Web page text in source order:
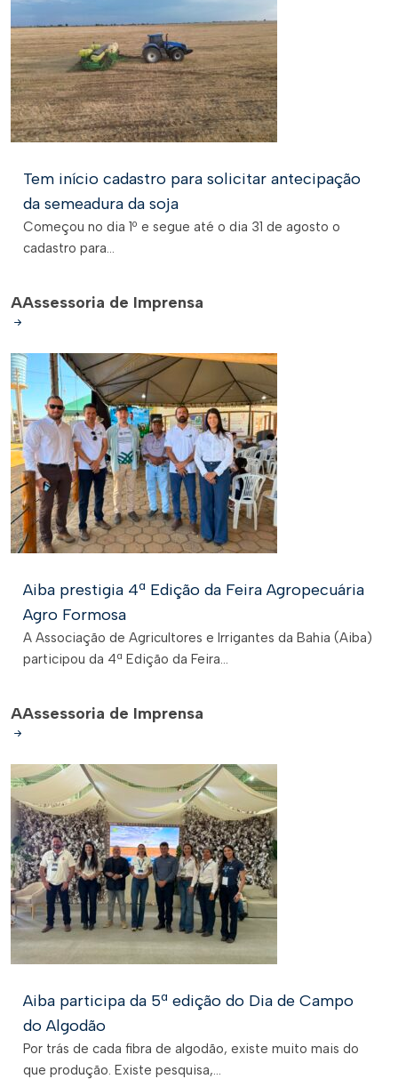
Tem início cadastro para solicitar antecipação
da semeadura da soja
Começou no dia 1º e segue até o dia 31 de agosto o
cadastro para...
AAssessoria de Imprensa
Aiba prestigia 4ª Edição da Feira Agropecuária
Agro Formosa
A Associação de Agricultores e Irrigantes da Bahia (Aiba)
participou da 4ª Edição da Feira...
AAssessoria de Imprensa
Aiba participa da 5ª edição do Dia de Campo
do Algodão
Por trás de cada fibra de algodão, existe muito mais do
que produção. Existe pesquisa,...